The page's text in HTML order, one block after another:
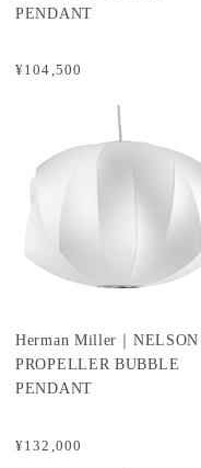
¥104,500
PENDANT
¥132,000
Herman Miller｜NELSON
PROPELLER BUBBLE
PENDANT